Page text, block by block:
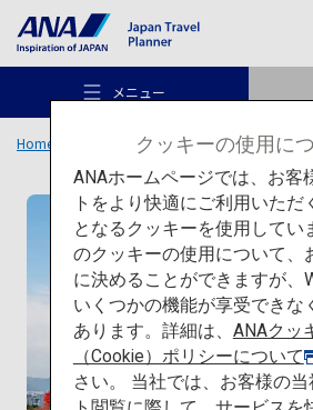
メニュー
おすすめの旅
旅のアイデア
Home 旅のアイデア 特集 日本の建築を巡る
クッキーの使用に
ANAホームページでは、お客
トをより快適にご利用いただ
となるクッキーを使用してい
のクッキーの使用について、
に決めることができますが、
いくつかの機能が享受できな
あります。詳細は、 ANAクッ
（Cookie）ポリシーについて
さい。 当社では、お客様の当